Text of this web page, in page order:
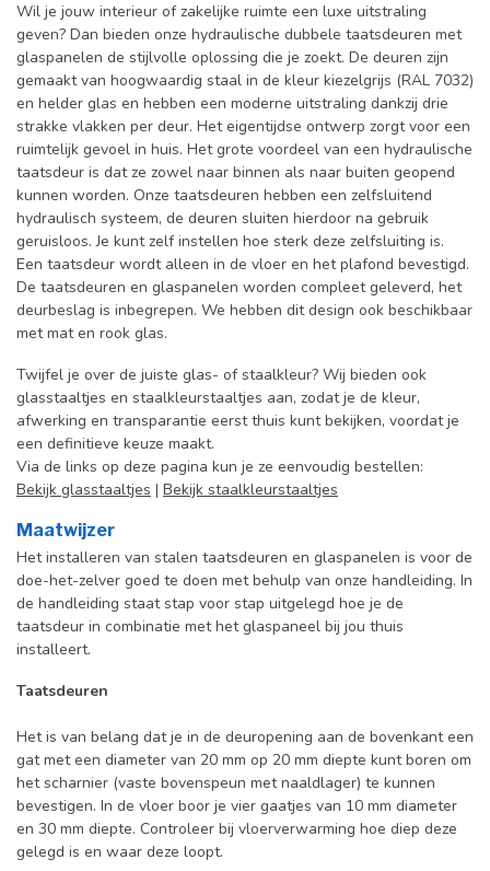
Wil je jouw interieur of zakelijke ruimte een luxe uitstraling
geven? Dan bieden onze hydraulische dubbele taatsdeuren met
glaspanelen de stijlvolle oplossing die je zoekt. De deuren zijn
gemaakt van hoogwaardig staal in de kleur kiezelgrijs (RAL 7032)
en helder glas en hebben een moderne uitstraling dankzij drie
strakke vlakken per deur. Het eigentijdse ontwerp zorgt voor een
ruimtelijk gevoel in huis. Het grote voordeel van een hydraulische
taatsdeur is dat ze zowel naar binnen als naar buiten geopend
kunnen worden. Onze taatsdeuren hebben een zelfsluitend
hydraulisch systeem, de deuren sluiten hierdoor na gebruik
geruisloos. Je kunt zelf instellen hoe sterk deze zelfsluiting is.
Een taatsdeur wordt alleen in de vloer en het plafond bevestigd.
De taatsdeuren en glaspanelen worden compleet geleverd, het
deurbeslag is inbegrepen. We hebben dit design ook beschikbaar
met mat en rook glas.
Twijfel je over de juiste glas- of staalkleur? Wij bieden ook
glasstaaltjes en staalkleurstaaltjes aan, zodat je de kleur,
afwerking en transparantie eerst thuis kunt bekijken, voordat je
een definitieve keuze maakt.
Via de links op deze pagina kun je ze eenvoudig bestellen:
Bekijk glasstaaltjes | Bekijk staalkleurstaaltjes
Maatwijzer
Het installeren van stalen taatsdeuren en glaspanelen is voor de
doe-het-zelver goed te doen met behulp van onze handleiding. In
de handleiding staat stap voor stap uitgelegd hoe je de
taatsdeur in combinatie met het glaspaneel bij jou thuis
installeert.
Taatsdeuren
Het is van belang dat je in de deuropening aan de bovenkant een
gat met een diameter van 20 mm op 20 mm diepte kunt boren om
het scharnier (vaste bovenspeun met naaldlager) te kunnen
bevestigen. In de vloer boor je vier gaatjes van 10 mm diameter
en 30 mm diepte. Controleer bij vloerverwarming hoe diep deze
gelegd is en waar deze loopt.